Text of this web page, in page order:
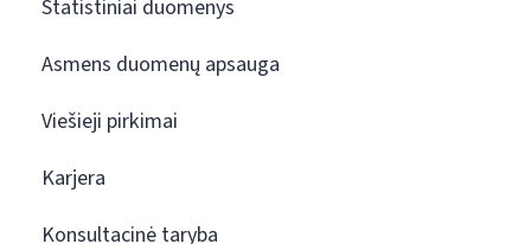
Statistiniai duomenys
Asmens duomenų apsauga
Viešieji pirkimai
Karjera
Konsultacinė taryba